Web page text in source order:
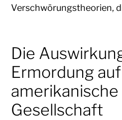
Verschwörungstheorien,
Die
Ermordung
amerikanische
Gesellschaft